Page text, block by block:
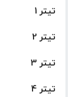
تیتر 1
تیتر 2
تیتر 3
تیتر 4